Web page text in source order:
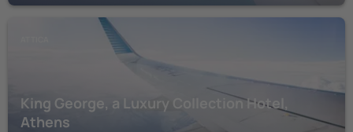
King George, a Luxury Collection Hotel,
Athens